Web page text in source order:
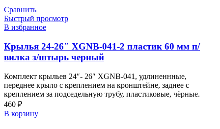
Сравнить
Быстрый просмотр
В избранное
Крылья 24-26″ XGNB-041-2 пластик 60 мм п/
вилка з/штырь черный
Комплект крыльев 24″- 26″ XGNB-041, удлиненнные,
переднее крыло с креплением на кронштейне, заднее с
креплением за подседельную трубу, пластиковые, чёрные.
460 ₽
В корзину